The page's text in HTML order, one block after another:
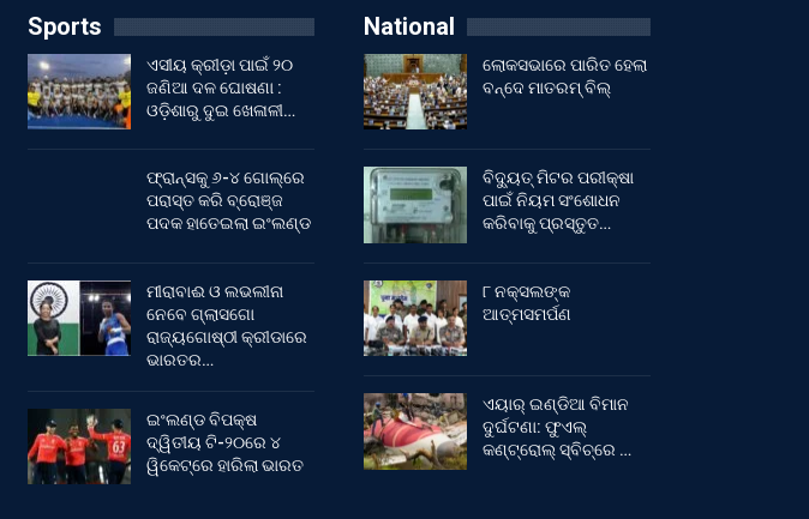
Sports
ଏସୀୟ କ୍ରୀଡ଼ା ପାଇଁ ୨୦
ଜଣିଆ ଦଳ ଘୋଷଣା :
ଓଡ଼ିଶାରୁ ଦୁଇ ଖେଳାଳୀ…
ଫ୍ରାନ୍ସକୁ ୬-୪ ଗୋଲ୍‌ରେ
ପରାସ୍ତ କରି ବ୍ରୋଞ୍ଜ
ପଦକ ହାତେଇଲା ଇଂଲଣ୍ଡ
ମୀରାବାଈ ଓ ଲଭଲୀନା
ନେବେ ଗ୍ଲାସଗୋ
ରାଜ୍ୟଗୋଷ୍ଠୀ କ୍ରୀଡାରେ
ଭାରତର…
ଇଂଲଣ୍ଡ ବିପକ୍ଷ
ଦ୍ୱିତୀୟ ଟି-୨୦ରେ ୪
ୱିକେଟ୍‌ରେ ହାରିଲା ଭାରତ
National
ଲୋକସଭାରେ ପାରିତ ହେଲା
ବନ୍ଦେ ମାତରମ୍‌ ବିଲ୍‌
ବିଦ୍ୟୁତ୍ ମିଟର ପରୀକ୍ଷା
ପାଇଁ ନିୟମ ସଂଶୋଧନ
କରିବାକୁ ପ୍ରସ୍ତୁତ…
୮ ନକ୍ସଲଙ୍କ
ଆତ୍ମସମର୍ପଣ
ଏୟାର୍ ଇଣ୍ଡିଆ ବିମାନ
ଦୁର୍ଘଟଣା: ଫୁଏଲ୍‌
କଣ୍ଟ୍ରୋଲ୍‌ ସ୍ବିଚ୍‌ରେ …